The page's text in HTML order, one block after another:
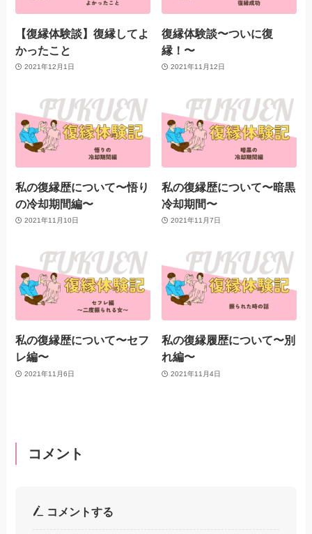
【復縁体験談】復縁してよ
かったこと
2021年12月1日
復縁体験談〜ついに復
縁！〜
2021年11月12日
私の復縁歴について〜悟り
の冷却期間編〜
2021年11月10日
私の復縁歴について〜暗黒
冷却期間〜
2021年11月7日
私の復縁歴について〜セフ
レ編〜
2021年11月6日
私の復縁履歴について〜別
れ編〜
2021年11月4日
コメント
コメントする